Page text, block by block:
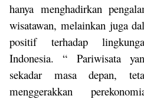
hanya menghadirkan
wisatawan, melainkan juga
positif terhadap
Indonesia.“ Pariwisata
sekadar masa depan,
menggerakkan